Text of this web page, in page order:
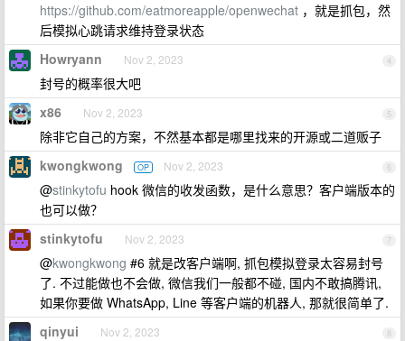
https://github.com/eatmoreapple/openwechat ，就是抓包，然
后模拟心跳请求维持登录状态
4
Howryann Nov 2, 2023
封号的概率很大吧
5
x86 Nov 2, 2023
除非它自己的方案，不然基本都是哪里找来的开源或二道贩子
6
kwongkwong OP Nov 2, 2023
@stinkytofu hook 微信的收发函数，是什么意思？客户端版本的
也可以做？
7
stinkytofu Nov 2, 2023
@kwongkwong #6 就是改客户端啊, 抓包模拟登录太容易封号
了. 不过能做也不会做, 微信我们一般都不碰, 国内不敢搞腾讯,
如果你要做 WhatsApp, Line 等客户端的机器人, 那就很简单了.
8
qinyui Nov 2, 2023